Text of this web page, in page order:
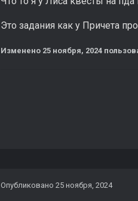
Это задания как у Причета
Изменено 25 ноября, 2024
Опубликовано 25 ноября, 2024